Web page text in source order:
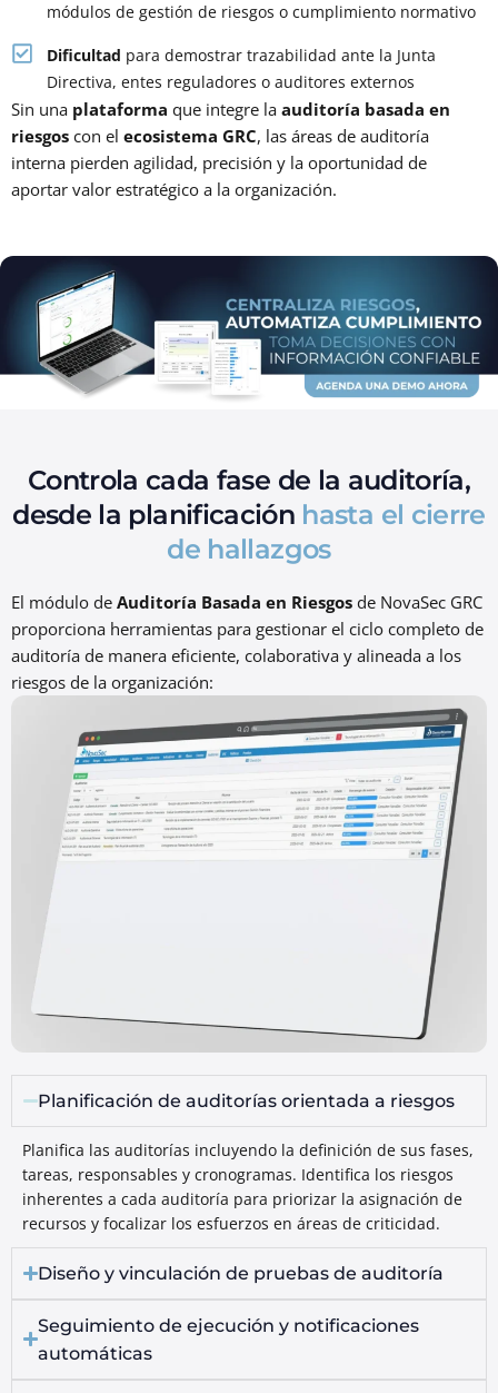
módulos de gestión de riesgos o cumplimiento normativo
Dificultad para demostrar trazabilidad ante la Junta
Directiva, entes reguladores o auditores externos
Sin una plataforma que integre la auditoría basada en
riesgos con el ecosistema GRC, las áreas de auditoría
interna pierden agilidad, precisión y la oportunidad de
aportar valor estratégico a la organización.
Controla cada fase de la auditoría,
desde la planificación hasta el cierre
de hallazgos
El módulo de Auditoría Basada en Riesgos de NovaSec GRC
proporciona herramientas para gestionar el ciclo completo de
auditoría de manera eficiente, colaborativa y alineada a los
riesgos de la organización:
Planificación de auditorías orientada a riesgos
Planifica las auditorías incluyendo la definición de sus fases,
tareas, responsables y cronogramas. Identifica los riesgos
inherentes a cada auditoría para priorizar la asignación de
recursos y focalizar los esfuerzos en áreas de criticidad.
Diseño y vinculación de pruebas de auditoría
Seguimiento de ejecución y notificaciones
automáticas